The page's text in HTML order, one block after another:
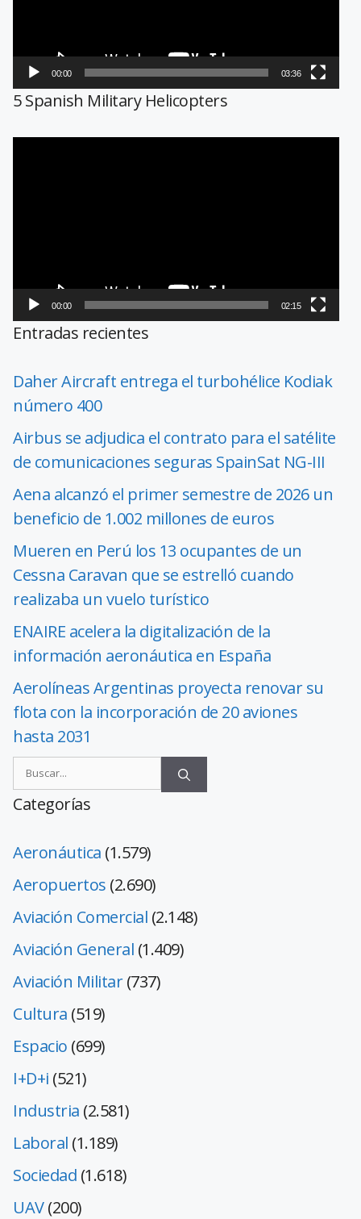
00:00 03:36
5 Spanish Military Helicopters
00:00 02:15
Entradas recientes
Daher Aircraft entrega el turbohélice Kodiak
número 400
Airbus se adjudica el contrato para el satélite
de comunicaciones seguras SpainSat NG-III
Aena alcanzó el primer semestre de 2026 un
beneficio de 1.002 millones de euros
Mueren en Perú los 13 ocupantes de un
Cessna Caravan que se estrelló cuando
realizaba un vuelo turístico
ENAIRE acelera la digitalización de la
información aeronáutica en España
Aerolíneas Argentinas proyecta renovar su
flota con la incorporación de 20 aviones
hasta 2031
Categorías
Aeronáutica (1.579)
Aeropuertos (2.690)
Aviación Comercial (2.148)
Aviación General (1.409)
Aviación Militar(737)
Cultura (519)
Espacio (699)
I+D+i (521)
Industria (2.581)
Laboral (1.189)
Sociedad (1.618)
UAV(200)